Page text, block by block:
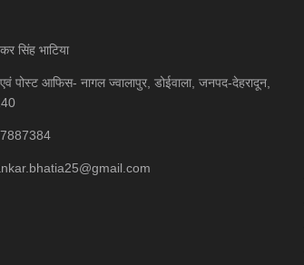
सिंह भाटिया
एवं पोस्ट आफिस- नागल ज्वालापुर, डोईवाला, जनपद-देहरादून,